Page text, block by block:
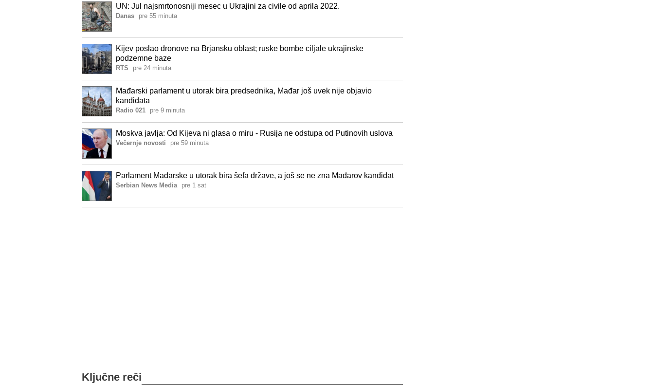
UN: Jul najsmrtonosniji mesec u Ukrajini za civile od aprila 2022.
Danas pre 55 minuta
Kijev poslao dronove na Brjansku oblast; ruske bombe ciljale ukrajinske
podzemne baze
RTS pre 24 minuta
Mađarski parlament u utorak bira predsednika, Mađar još uvek nije objavio
kandidata
Radio 021 pre 9 minuta
Moskva javlja: Od Kijeva ni glasa o miru - Rusija ne odstupa od Putinovih uslova
Večernje novosti pre 59 minuta
Parlament Mađarske u utorak bira šefa države, a još se ne zna Mađarov kandidat
Serbian News Media pre 1 sat
Ključne reči